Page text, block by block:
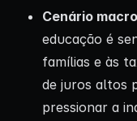
Cenário
educação é
famílias e às
de juros altos
pressionar a